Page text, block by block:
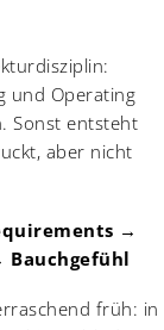
und Operating
Sonst entsteht
aber nicht
→
früh: in